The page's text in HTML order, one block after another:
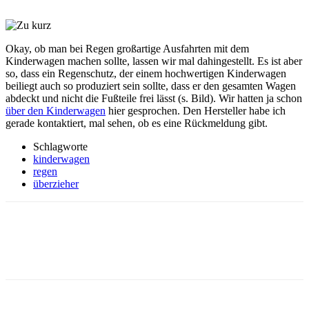
Okay, ob man bei Regen großartige Ausfahrten mit dem
Kinderwagen machen sollte, lassen wir mal dahingestellt. Es ist aber
so, dass ein Regenschutz, der einem hochwertigen Kinderwagen
beiliegt auch so produziert sein sollte, dass er den gesamten Wagen
abdeckt und nicht die Fußteile frei lässt (s. Bild). Wir hatten ja schon
über den Kinderwagen hier gesprochen. Den Hersteller habe ich
gerade kontaktiert, mal sehen, ob es eine Rückmeldung gibt.
Schlagworte
kinderwagen
regen
überzieher